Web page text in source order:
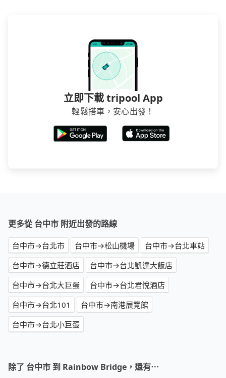
立即下載 tripool App
輕鬆搭車，安心出發！
更多從 台中市 附近出發的路線
台中市→台北市 台中市→松山機場
台中市→台北車站
台中市→德立莊酒店
台中市→台北凱達大飯店
台中市→台北大巨蛋
台中市→台北君悅酒店
台中市→台北101
台中市→南港展覽館
台中市→台北小巨蛋
除了 台中市 到 Rainbow Bridge，還有⋯